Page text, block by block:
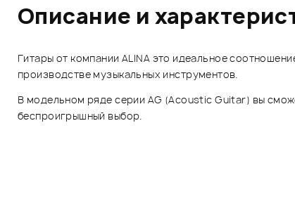
Описание и
Гитары от компании ALINA это идеальное
производстве музыкальных инструментов.
В модельном ряде серии AG (Acoustic Guitar) вы
беспроигрышный выбор.